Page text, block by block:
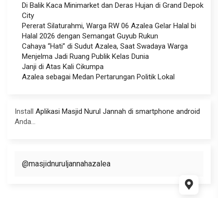
Di Balik Kaca Minimarket dan Deras Hujan di Grand Depok
City
Pererat Silaturahmi, Warga RW 06 Azalea Gelar Halal bi
Halal 2026 dengan Semangat Guyub Rukun
Cahaya “Hati” di Sudut Azalea, Saat Swadaya Warga
Menjelma Jadi Ruang Publik Kelas Dunia
Janji di Atas Kali Cikumpa
Azalea sebagai Medan Pertarungan Politik Lokal
Install Aplikasi Masjid Nurul Jannah di smartphone android
Anda...
@masjidnuruljannahazalea